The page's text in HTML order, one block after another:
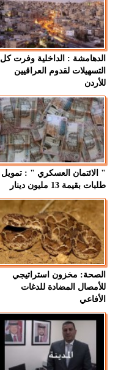
الدهامشة : الداخلية وفرت كل
التسهيلات لقدوم العراقيين
للأردن
" الائتمان العسكري " : تمويل
طلبات بقيمة 13 مليون دينار
الصحة: مخزون استراتيجي
للأمصال المضادة للدغات
الأفاعي